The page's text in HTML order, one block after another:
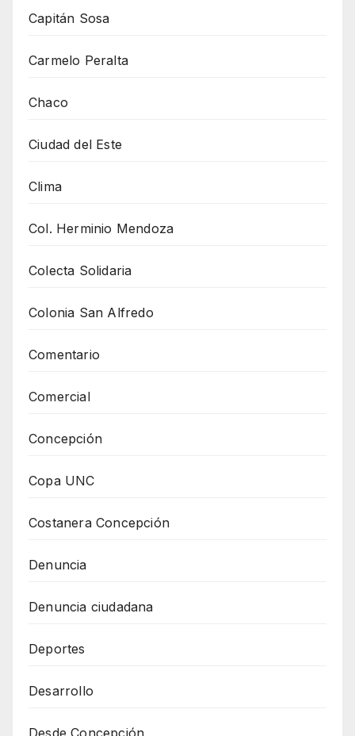
Capitán Sosa
Carmelo Peralta
Chaco
Ciudad del Este
Clima
Col. Herminio Mendoza
Colecta Solidaria
Colonia San Alfredo
Comentario
Comercial
Concepción
Copa UNC
Costanera Concepción
Denuncia
Denuncia ciudadana
Deportes
Desarrollo
Desde Concepción